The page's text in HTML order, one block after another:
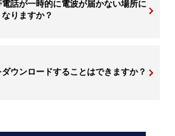
話が一時的に電波が届かない場所に
りますか？
ウンロードすることはできますか？